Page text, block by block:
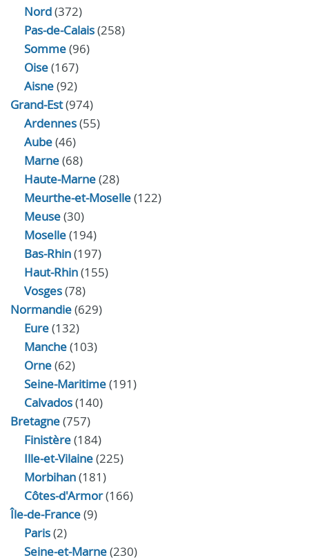
Nord(372)
Pas-de-Calais(258)
Somme(96)
Oise(167)
Aisne(92)
Grand-Est(974)
Ardennes(55)
Aube(46)
Marne(68)
Haute-Marne(28)
Meurthe-et-Moselle(122)
Meuse(30)
Moselle(194)
Bas-Rhin(197)
Haut-Rhin(155)
Vosges(78)
Normandie(629)
Eure(132)
Manche(103)
Orne(62)
Seine-Maritime(191)
Calvados(140)
Bretagne(757)
Finistère(184)
Ille-et-Vilaine(225)
Morbihan(181)
Côtes-d'Armor(166)
Île-de-France(9)
Paris(2)
Seine-et-Marne(230)